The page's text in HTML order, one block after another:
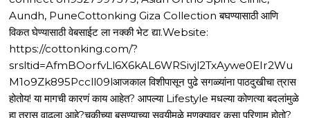
Aundh, PuneCottonking Giza Collection बघण्यासाठी आणि
विकत घेण्यासाठी वेबसाईट ला नक्की भेट द्या.Website:
https://cottonking.com/?
srsltid=AfmBOorfvLl6X6kAL6WRSivjl2TxAywe0EIr2Wu
M1o9Zk895Pccll09lआजकाल विशीपासून पुढे सगळ्यांना पाठदुखीचा त्रास
होतोय! या मागची कारणं काय आहेत? आपल्या Lifestyle मधल्या कोणत्या बदलांमुळे
हा त्रास वाढला आहे?चुकीच्या बसण्याच्या सवयीमुळे मणक्यावर कसा परिणाम होतो?